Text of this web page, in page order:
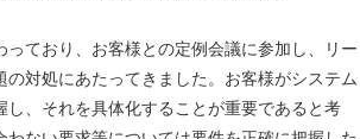
っており、お客様との定例会議に参加し、リー
対処にあたってきました。お客様がシステム
、それを具体化することが重要であると考